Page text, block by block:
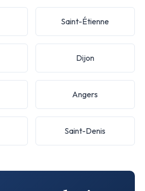
Saint-Étienne
Dijon
Angers
Saint-Denis